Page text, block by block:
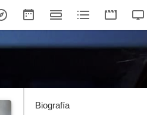
Biografía